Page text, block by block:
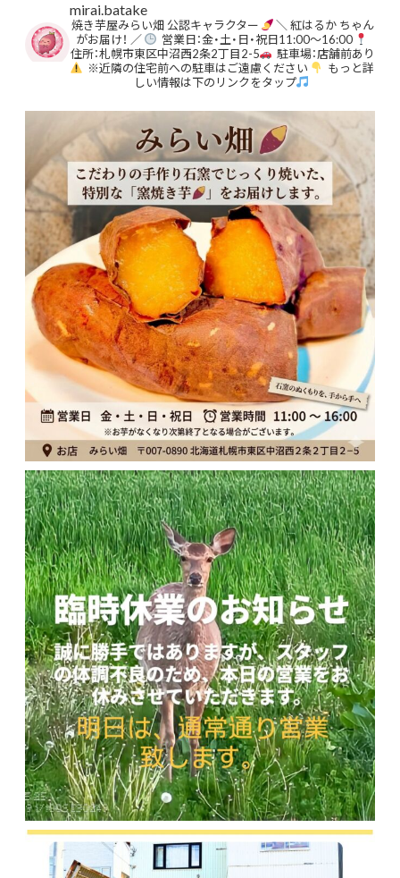
mirai.batake
焼き芋屋みらい畑 公認キャラクター
＼ 紅はるか ちゃん
がお届け！ ／
営業日：金・土・日・祝日11:00〜16:00
住所：札幌市東区中沼西2条2丁目2-5
駐車場：店舗前あり
※近隣の住宅前への駐車はご遠慮ください
もっと詳
しい情報は下のリンクをタップ